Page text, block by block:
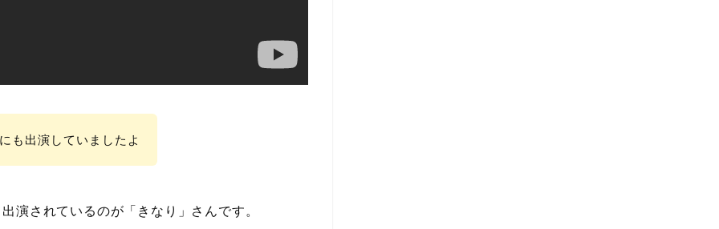
も出演していましたよ
演されているのが「きなり」さんです。